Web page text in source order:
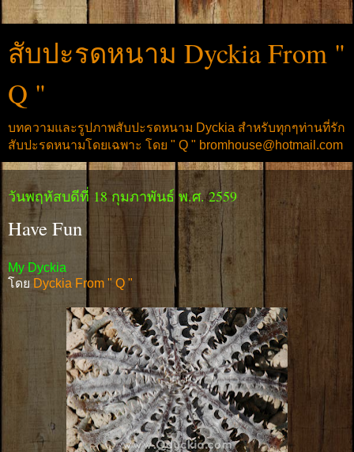
สับปะรดหนาม Dyckia From "
Q "
บทความและรูปภาพสับปะรดหนาม Dyckia สำหรับทุกๆท่านที่รัก
สับปะรดหนามโดยเฉพาะ โดย " Q " bromhouse@hotmail.com
วันพฤหัสบดีที่ 18 กุมภาพันธ์ พ.ศ. 2559
Have Fun
My Dyckia
โดย Dyckia From " Q "